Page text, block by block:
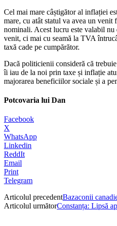
Cel mai mare câștigător al inflației
mare, cu atât statul va avea un venit
nominali. Acest lucru este valabil
venit, ci mai cu seamă la TVA
taxă cade pe cumpărător.
Dacă politicienii consideră că
îi iau de la noi prin taxe și inflație
majorarea beneficiilor sociale și a
Potcovaria lui Dan
Facebook
X
WhatsApp
Linkedin
ReddIt
Email
Print
Telegram
Articolul precedentBazaconii
Articolul următorConstanța: Lipsă